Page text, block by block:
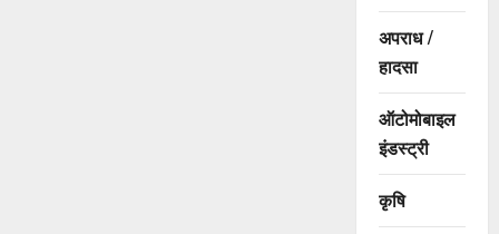
अपराध /
हादसा
ऑटोमोबाइल
इंडस्ट्री
कृषि